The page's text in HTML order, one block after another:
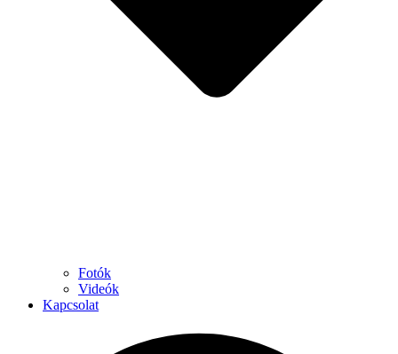
Fotók
Videók
Kapcsolat